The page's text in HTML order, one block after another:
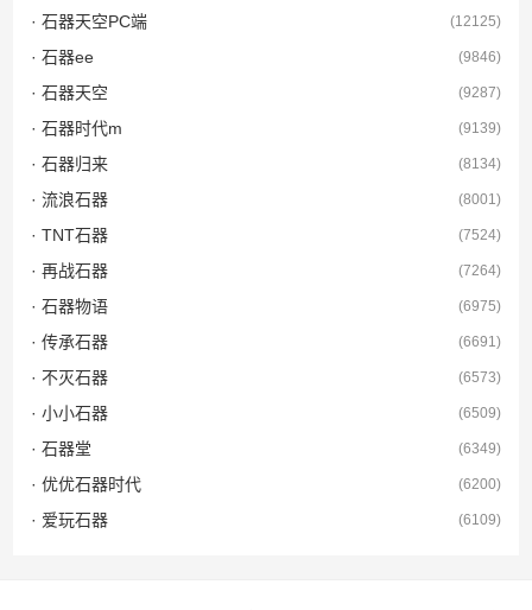
· 石器天空PC端 (12125)
· 石器ee (9846)
· 石器天空 (9287)
· 石器时代m (9139)
· 石器归来 (8134)
· 流浪石器 (8001)
· TNT石器 (7524)
· 再战石器 (7264)
· 石器物语 (6975)
· 传承石器 (6691)
· 不灭石器 (6573)
· 小小石器 (6509)
· 石器堂 (6349)
· 优优石器时代 (6200)
· 爱玩石器 (6109)